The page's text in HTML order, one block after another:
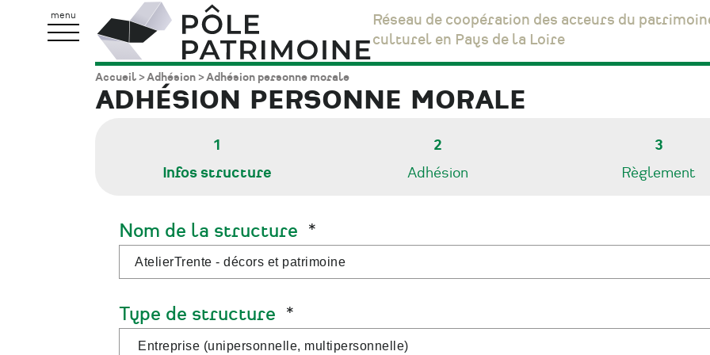
menu
Pôle
Patrimoine
Réseau de coopération des acteurs du
culturel en Pays de la Loire
Fil
Accueil Adhésion Adhésion personne morale
ADHÉSION PERSONNE MORALE
1
Infos structure
2
Adhésion
3
Règlement
Nom de la structure
Type de structure